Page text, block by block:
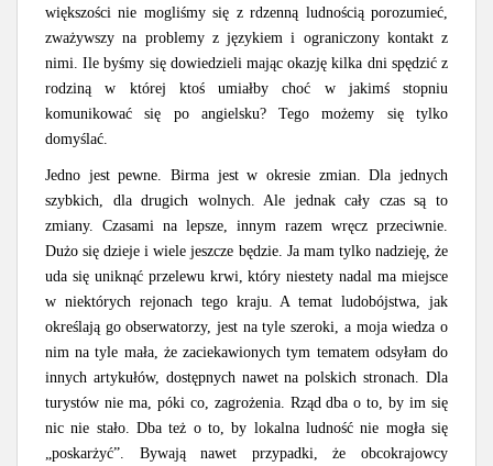
większości nie mogliśmy się z rdzenną ludnością porozumieć,
zważywszy na problemy z językiem i ograniczony kontakt z
nimi. Ile byśmy się dowiedzieli mając okazję kilka dni spędzić z
rodziną w której ktoś umiałby choć w jakimś stopniu
komunikować się po angielsku? Tego możemy się tylko
domyślać.
Jedno jest pewne. Birma jest w okresie zmian. Dla jednych
szybkich, dla drugich wolnych. Ale jednak cały czas są to
zmiany. Czasami na lepsze, innym razem wręcz przeciwnie.
Dużo się dzieje i wiele jeszcze będzie. Ja mam tylko nadzieję, że
uda się uniknąć przelewu krwi, który niestety nadal ma miejsce
w niektórych rejonach tego kraju. A temat ludobójstwa, jak
określają go obserwatorzy, jest na tyle szeroki, a moja wiedza o
nim na tyle mała, że zaciekawionych tym tematem odsyłam do
innych artykułów, dostępnych nawet na polskich stronach. Dla
turystów nie ma, póki co, zagrożenia. Rząd dba o to, by im się
nic nie stało. Dba też o to, by lokalna ludność nie mogła się
„poskarżyć”. Bywają nawet przypadki, że obcokrajowcy